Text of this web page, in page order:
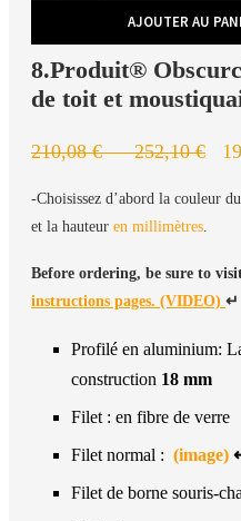
Production prioritaire
Configuration rapide et
Les profils sont envoyés
Puis production,
AJOUTER AU
8.Produit®️
de toit et
210,08€ – 252,10€
-Choisissez d’abord la couleur
et la hauteur en millimètres.
Before ordering, be sure to
instructions pages. (VIDEO) ↵
Profilé en aluminium:
construction 18 mm
Filet : en fibre de verre
Filet normal : (image)
Filet de borne souris-